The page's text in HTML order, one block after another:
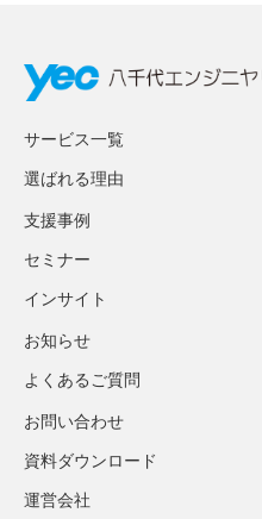
サービス一覧
選ばれる理由
支援事例
セミナー
インサイト
お知らせ
よくあるご質問
お問い合わせ
資料ダウンロード
運営会社